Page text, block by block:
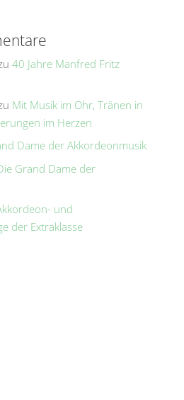
40 Jahre Manfred Fritz
Mit Musik im Ohr, Tränen in
im Herzen
Dame der Akkordeonmusik
Grand Dame der
und
der Extraklasse